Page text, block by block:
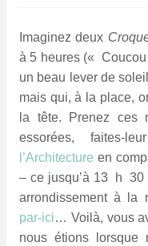
Imaginez deux
à 5 heures (« –
un beau lever de
mais qui, à la place,
la tête. Prenez ces
essorées, faites-
l’Architecture en
– ce jusqu’à 13– h 30
arrondissement à la
par-ici… Voilà, vous
nous étions lorsque